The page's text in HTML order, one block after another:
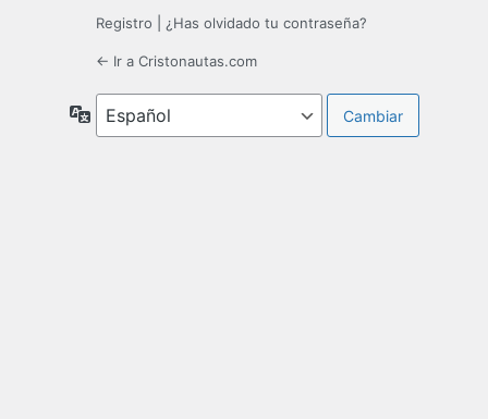
Registro ¿Has olvidado tu contraseña?
← Ir a Cristonautas.com
Idioma